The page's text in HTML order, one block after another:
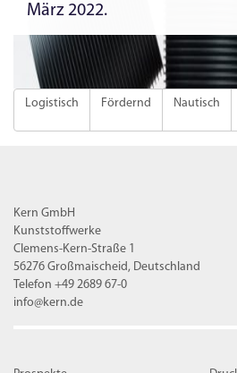
März 2022.
Logistisch Fördernd Nautisch
Kern GmbH
Kunststoffwerke
Clemens-Kern-Straße 1
56276 Großmaischeid, Deutschland
Telefon +49 2689 67-0
info@kern.de